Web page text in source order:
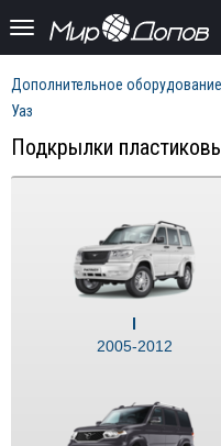
Дополнительное оборудование
Уаз
Подкрылки
I
2005-2012